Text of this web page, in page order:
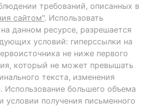
требований, описанных в
сайтом". Использовать
данном ресурсе, разрешается
условий: гиперссылки на
не ниже первого
который не может превышать
текста, изменения
Использование большего объема
условии получения письменного